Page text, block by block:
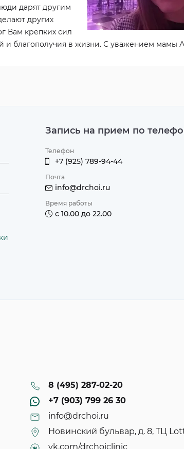
капельниц Скидка до 10% на курс массажа
дарят другим
других
Вам крепких сил
и благополучия в жизни. С уважением мамы
Запись на прием по
Телефон
+7 (925) 789-94-44
Почта
info@drchoi.ru
Время работы
с 10.00 до 22.00
8 (495) 287-02-20
+7 (903) 799 26 30
info@drchoi.ru
Новинский бульвар, д. 8, ТЦ
vk.com/drchoiclinic